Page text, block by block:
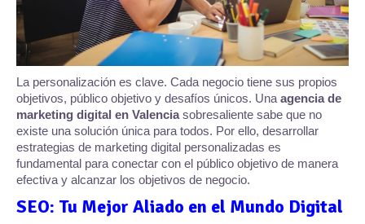
La personalización es clave. Cada negocio tiene sus propios
objetivos, público objetivo y desafíos únicos. Una agencia de
marketing digital en Valenciasobresaliente sabe que no
existe una solución única para todos. Por ello, desarrollar
estrategias de marketing digital personalizadas es
fundamental para conectar con el público objetivo de manera
efectiva y alcanzar los objetivos de negocio.
SEO: Tu Mejor Aliado en el Mundo Digital